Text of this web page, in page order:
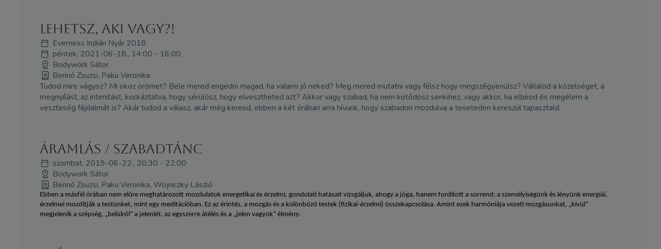
Lehetsz, aki vagy?!
Everness Indián Nyár 2018
péntek, 2021-06-18., 14:00 - 16:00
Bodywork Sátor
Bennó Zsuzsi, Paku Veronika
Tudod mire vágysz? Mi okoz örömet? Bele mered engedni magad, ha valami jó neked? Meg mered mutatni vagy félsz hogy megszégyenülsz? Vállalod a közelséget, a
megnyílást, az intimitást, kockáztatva, hogy sérülösz, hogy elvesztheted azt? Akkor vagy szabad, ha nem kötődösz senkihez, vagy akkor, ha elbírod és megélem a
veszteség fájdalmát is? Akár tudod a válasz, akár még keresd, ebben a két órában arra hívunk, hogy szabadon mozdulva a teseteden kereszül tapasztald.
Áramlás / Szabadtánc
szombat, 2019-06-22., 20:30 - 22:00
Bodywork Sátor
Bennó Zsuzsi, Paku Veronika, Wojniczky László
Ebben a másfél órában nem előre meghatározott mozdulatok energetikai és érzelmi, gondolati hatásait vizsgáljuk, ahogy a jóga, hanem fordított a sorrend; a személyiségünk és lényünk energiái,
érzelmei mozdítják a testünket, mint egy meditációban. Ez az érintés, a mozgás és a különböző testek (fizikai-érzelmi) összekapcsolása. Amint ezek harmóniája vezeti mozgásunkat, „kívül”
megjelenik a szépség, „belülről” a jelenlét, az egyszerre átélés és a „jelen vagyok” élmény.